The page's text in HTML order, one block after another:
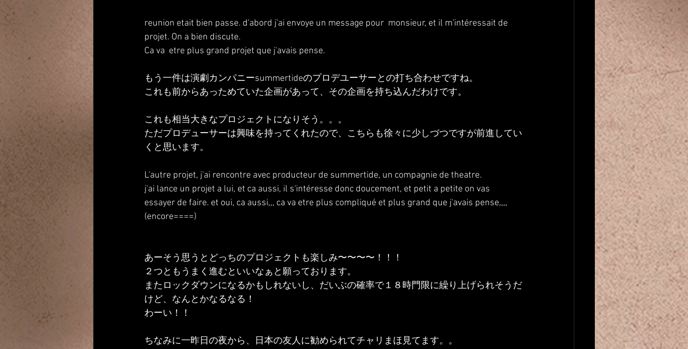
reunion etait bien passe. d'abord j'ai envoye un message pour  monsieur, et il m'intéressait de
projet. On a bien discute.
Ca va  etre plus grand projet que j'avais pense.
もう一件は演劇カンパニーsummertideのプロデユーサーとの打ち合わせですね。
これも前からあっためていた企画があって、その企画を持ち込んだわけです。
これも相当大きなプロジェクトになりそう。。。
ただプロデューサーは興味を持ってくれたので、こちらも徐々に少しづつですが前進してい
くと思います。
L'autre projet, j'ai rencontre avec producteur de summertide, un compagnie de theatre.
j'ai lance un projet a lui, et ca aussi, il s'intéresse donc doucement, et petit a petite on vas
essayer de faire. et oui, ca aussi,,, ca va etre plus compliqué et plus grand que j'avais pense,,,,
(encore====)
あーそう思うとどっちのプロジェクトも楽しみ〜〜〜〜！！！
２つともうまく進むといいなぁと願っております。
またロックダウンになるかもしれないし、だいぶの確率で１８時門限に繰り上げられそうだ
けど、なんとかなるなる！
わーい！！
ちなみに一昨日の夜から、日本の友人に勧められてチャリまほ見てます。。